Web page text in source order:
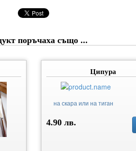
поръчаха също ...
Ципура
на скара или на тиган
4.90 лв.